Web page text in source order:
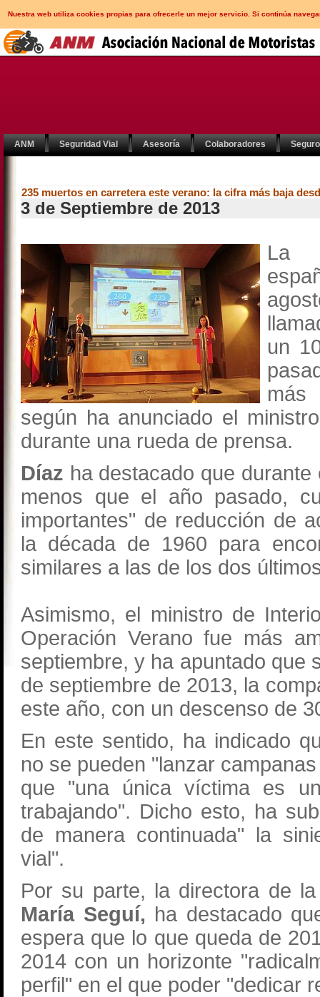
Nuestra web utiliza cookies propias para ofrecerle un mejor servicio. Si continúa
ANM Seguridad Vial Asesoría Colaboradores
235 muertos en carretera este verano: la cifra más baja
3 de Septiembre de 2013
La
un
más
según ha anunciado el
durante una rueda de prensa.
Díaz ha destacado que
menos que el año pasado,
importantes" de reducción de
la década de 1960 para
similares a las de los dos
Asimismo, el ministro de
Operación Verano fue más
septiembre, y ha apuntado que
de septiembre de 2013, la
este año, con un descenso de
En este sentido, ha indicado
no se pueden "lanzar
que "una única víctima es
trabajando". Dicho esto, ha
de manera continuada" la
vial".
Por su parte, la directora de
María Seguí, ha destacado
espera que lo que queda de
2014 con un horizonte
perfil" en el que poder "dedicar